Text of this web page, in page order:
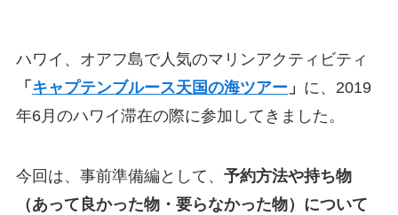
ハワイ、オアフ島で人気のマリンアクティビティ
「 キャプテンブルース天国の海ツアー」 に、2019
年6月のハワイ滞在の際に参加してきました。
今回は、事前準備編として、 予約方法や持ち物
（あって良かった物・要らなかった物）について